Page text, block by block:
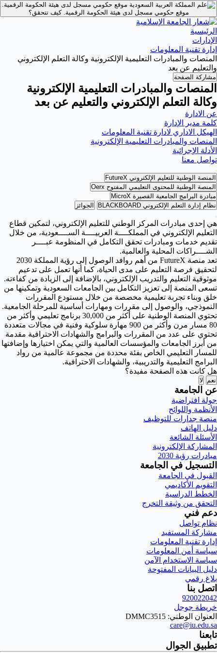
موقع حكومي مسجل لدى هيئة الحكومة الرقمية.
موقع حكومي مسجل لدى هيئة الحكومة الرقمية.كيف تتحقق؟
الرئيسية
الإدارات
إدارة تقنية المعلومات
المنصات والمبادرات التعليمية الإلكترونية وكالة التعلم الإلكتروني
والتعليم عن بعد
مشاركة الصفحة
المنصات والمبادرات التعليمية الإلكترونية
وكالة التعلم الإلكتروني والتعليم عن بعد
عن الادارة
كلمة مدير الإدارة
الهيكل الاداري لادارة تقنية المعلومات
المنصات والمبادرات التعليمية الإلكترونية
الأدلة الإجرائية
تواصل معنا
المنصة الوطنية للتعليم الإلكتروني FutureX
المنصة الوطنية للمحتوى التعليمي المفتوح Oerx
مبادرة البرامج الجامعية القصيرة MicroX
نظام إدارة التعلم الإلكتروني BLACKBOARD
الجوائز
هي إحدى مبادرات المركز الوطني للتعليم الإلكتروني، لتمكين قطاع
التعليم الإلكتروني في المملكــــة العربيــــة الســــعودية، من خلال
تقديم خدمات ومبادرات تحقق التكامل في المنظومة عبــــر
الشــــراكات المحلية والعالمية.
تعد منصة FutureX من أهم روافد الوصول إلى رؤية المملكة 2030
لتحقيق فرصة التعليم على مدى الحياة، كما أنها تعمل على تدعيم
موثوقية التعليم والتدريب الإلكتروني، بالإضافة إلى الزيادة من كفاءته.
تسعى المنصة إلى تعزيز التكامل بين الجامعات السعودية وتمكينها من
خلق وبناء تجربة تعليمية مخصصة من خلال مستودع المقررات
النموذجي، والوصول إلى مقررات ومهارات أساسية للمرحلة الجامعية.
تحتوي المنصة الوطنية على أكثر من 30,000 برنامج تعليمي وأكثر من
80 مسار مرن وأكثر من 900 مهارة سلوكية وفنية في مجالات متعددة
تحتوي على عدد من المقررات والبرامج والشهادات الاحترافية مقدمة
من أبرز الجامعات والمؤسسات العالمية والتي يمكن اختيارها وإضافتها
للمسار التعليمي الخاص بفئة محددة من مجموعة عالمية من رواد
البرامج التعليمية والتدريبية، والشهادات الاحترافية.
هل كانت هذه الصفحة مفيدة؟
نعم لا
عن الجامعة
جولة افتراضية
الأنظمة واللوائح
منصة جدارات للتوظيف
دليل الهاتف
الأسئلة الشائعة
المشاركة الإلكترونية
مبادرات رؤية 2030
التسجيل في الجامعة
القبول في الجامعة
التقويم الأكاديمي
الخطط الدراسية
التحقق من وثيقة التخرج
دعم فني
نظام تواصل
مشاركة المستفيد
إدارة تقنية المعلومات
سياسة أمن المعلومات
سياسة الاستخدام الآمن
دليل البيانات المفتوحة
بلاغ رقمي
اتصل بنا
920022042
خريطة جوجل
العنوان الوطني: DMMC3515
care@iu.edu.sa
تابعنا
تطبيق الجوال